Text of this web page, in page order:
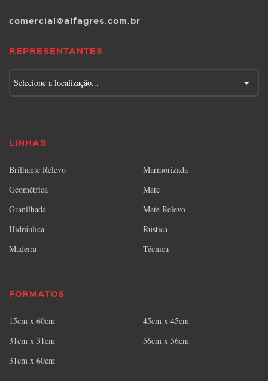
comercial@alfagres.com.br
REPRESENTANTES
Selecione a localização...
LINHAS
Brilhante Relevo
Geométrica
Granilhada
Hidráulica
Madeira
Marmorizada
Mate
Mate Relevo
Rústica
Técnica
FORMATOS
15cm x 60cm
31cm x 31cm
31cm x 60cm
45cm x 45cm
56cm x 56cm